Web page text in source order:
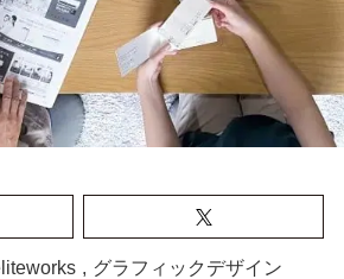
, グラフィックデザイン